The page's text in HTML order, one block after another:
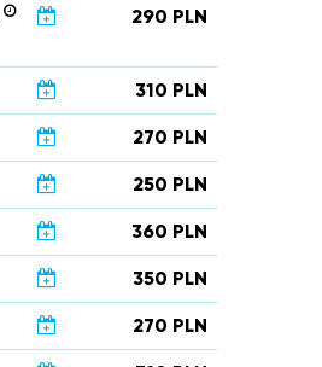
290 PLN
310 PLN
270 PLN
250 PLN
360 PLN
350 PLN
270 PLN